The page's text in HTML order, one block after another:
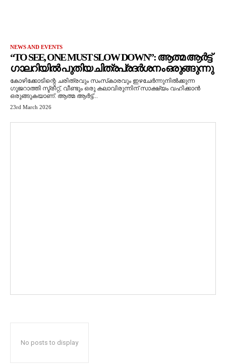
NEWS AND EVENTS
“TO SEE, ONE MUST SLOW DOWN”: ആത്മ ആർട്ട്
ഗാലറിയിൽ പുതിയ ചിത്രപ്രദർശനം ഒരുങ്ങുന്നു
കോഴിക്കോടിന്റെ ചരിത്രവും സംസ്‌കാരവും ഇഴചേർന്നുനിൽക്കുന്ന
ഗുജറാത്തി സ്ട്രീറ്റ്, വീണ്ടും ഒരു കലാവിരുന്നിന് സാക്ഷ്യം വഹിക്കാൻ
ഒരുങ്ങുകയാണ്. ആത്മ ആർട്ട്...
23rd March 2026
No posts to display